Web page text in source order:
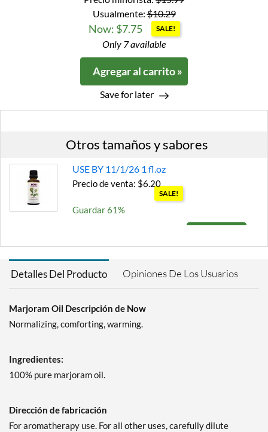
Usualmente:$10.29
Now: $7.75 SALE!
Only 7 available
Agregar al carrito »
Save for later
Otros tamaños y sabores
USE BY 11/1/26 1 fl.oz
Precio de venta: $6.20
SALE!
Guardar 61%
Detalles Del Producto Opiniones De Los Usuarios
Marjoram Oil Descripción de Now
Normalizing, comforting, warming.
Ingredientes:
100% pure marjoram oil.
Dirección de fabricación
For aromatherapy use. For all other uses, carefully dilute